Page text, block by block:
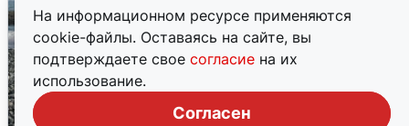
На информационном ресурсе применяются
cookie-файлы. Оставаясь на сайте, вы
подтверждаете свое согласие на их
использование.
Согласен